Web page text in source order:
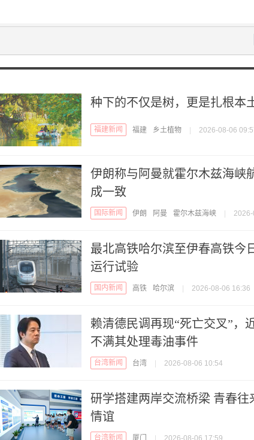
种下的不仅是树，更是扎根本
福建新闻 福建 乡土植物 2026-08-06
伊朗称与阿曼就霍尔木兹海峡
成一致
国际新闻 伊朗 阿曼 霍尔木兹海峡
最北高铁哈尔滨至伊春高铁今
运行试验
国内新闻 高铁 哈尔滨 2026-08-06 16:36
赖清德民调再现“死亡交叉”，
不满其处理毒油事件
台湾新闻 台湾 2026-08-06 10:54
研学搭建两岸交流桥梁 青春往
情谊
台湾新闻 厦门 2026-08-06 17:59